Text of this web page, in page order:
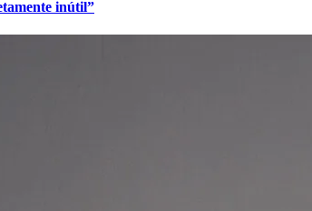
inútil”